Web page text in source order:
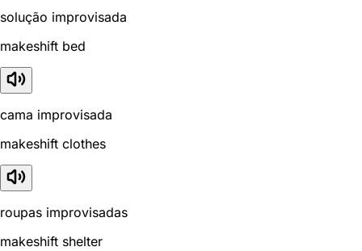
solução improvisada
makeshift bed
cama improvisada
makeshift clothes
roupas improvisadas
makeshift shelter